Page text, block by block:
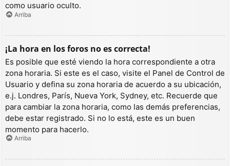
como usuario oculto.
Arriba
¡La hora en los foros no es correcta!
Es posible que esté viendo la hora correspondiente a otra
zona horaria. Si este es el caso, visite el Panel de Control de
Usuario y defina su zona horaria de acuerdo a su ubicación,
e.j. Londres, París, Nueva York, Sydney, etc. Recuerde que
para cambiar la zona horaria, como las demás preferencias,
debe estar registrado. Si no lo está, este es un buen
momento para hacerlo.
Arriba